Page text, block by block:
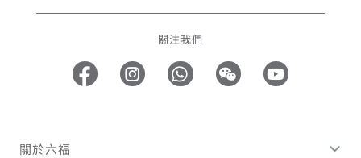
關注我們
關於六福